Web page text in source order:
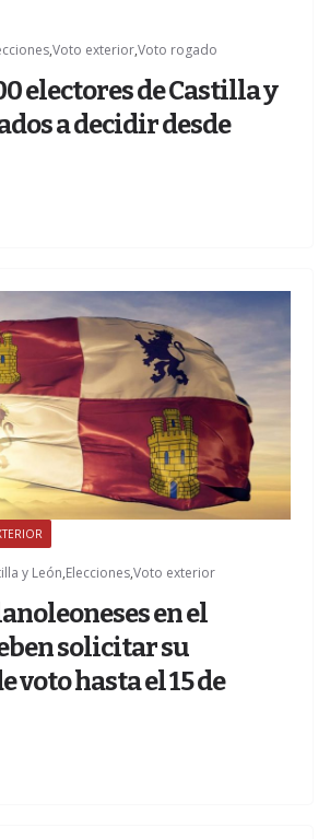
,Voto exterior,Voto rogado
electores de Castilla y
a decidir desde
y León,Elecciones,Voto exterior
en el
solicitar su
voto hasta el 15 de